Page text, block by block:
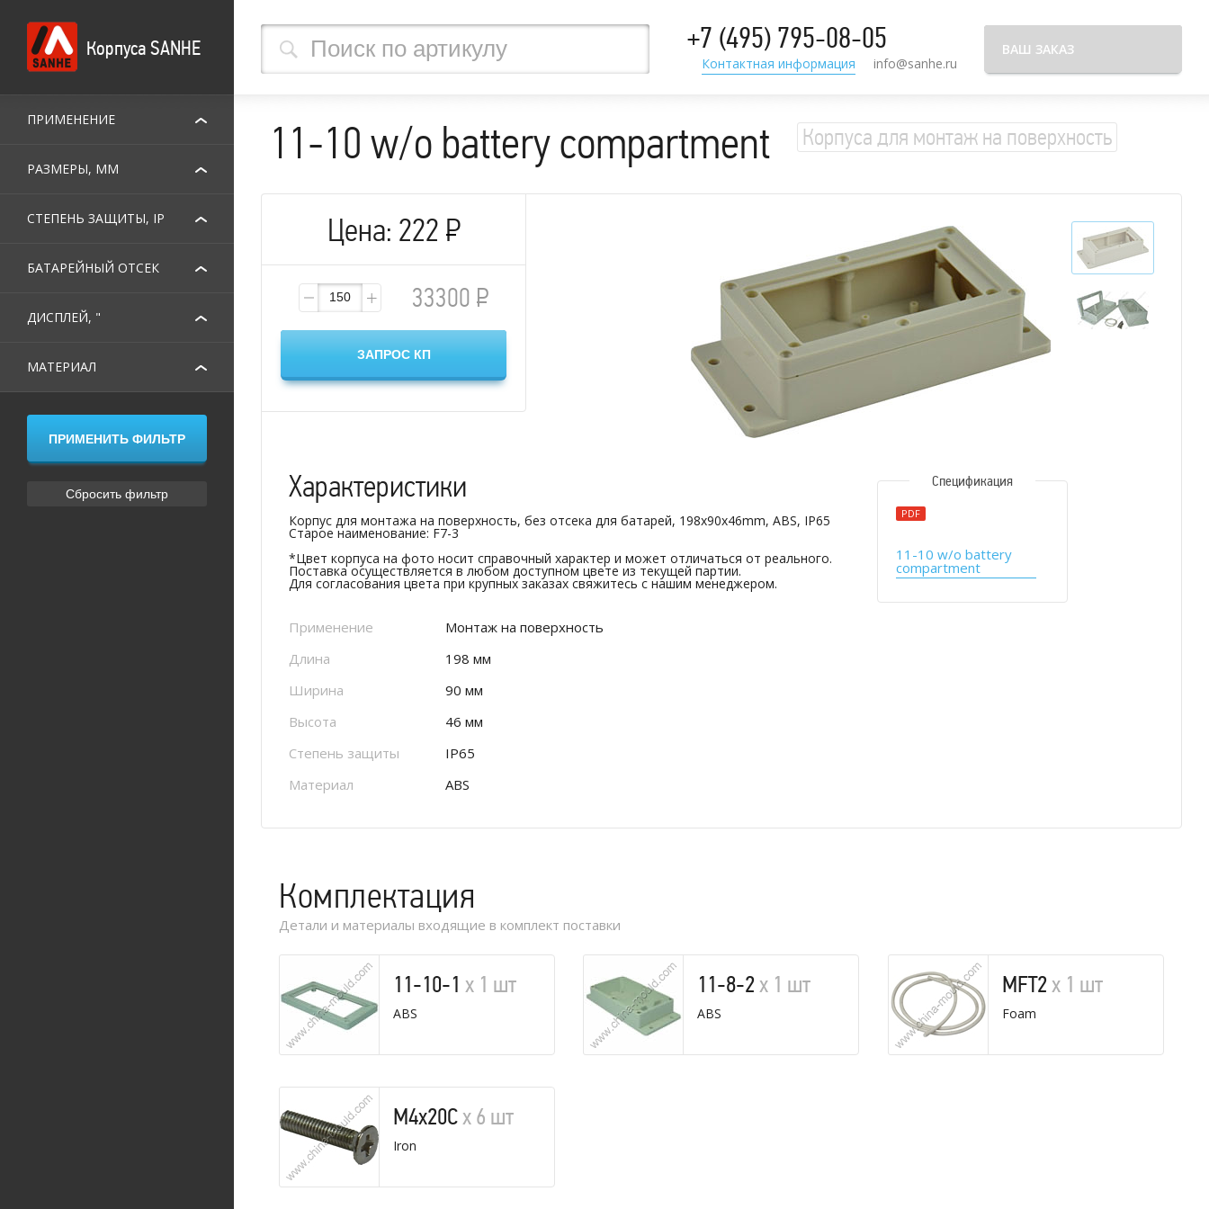
ВАШ ЗАКАЗ
+7 (495) 795-08-05
Контактная информация info@sanhe.ru
Корпуса SANHE
ПРИМЕНЕНИЕ
РАЗМЕРЫ, ММ
СТЕПЕНЬ ЗАЩИТЫ, IP
БАТАРЕЙНЫЙ ОТСЕК
ДИСПЛЕЙ, "
МАТЕРИАЛ
11-10 w/o battery compartment Корпуса для монтаж на поверхность
Цена: 222 Р
33300 Р
Характеристики
Корпус для монтажа на поверхность, без отсека для батарей, 198x90x46mm, ABS, IP65
Старое наименование: F7-3
*Цвет корпуса на фото носит справочный характер и может отличаться от реального.
Поставка осуществляется в любом доступном цвете из текущей партии.
Для согласования цвета при крупных заказах свяжитесь с нашим менеджером.
Применение
Монтаж на поверхность
Длина
198 мм
Ширина
90 мм
Высота
46 мм
Степень защиты
IP65
Материал
ABS
Спецификация
PDF
11-10 w/o battery
compartment
Комплектация
Детали и материалы входящие в комплект поставки
11-10-1 х 1 шт
ABS
11-8-2х 1 шт
ABS
MFT2х 1 шт
Foam
M4x20Cх 6 шт
Iron